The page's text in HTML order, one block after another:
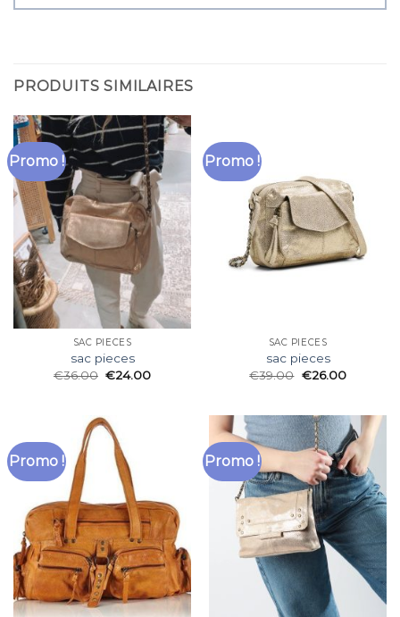
PRODUITS SIMILAIRES
Promo !
SAC PIECES
sac pieces
€36.00 €24.00
Promo !
SAC PIECES
sac pieces
€39.00 €26.00
Promo ! Promo !